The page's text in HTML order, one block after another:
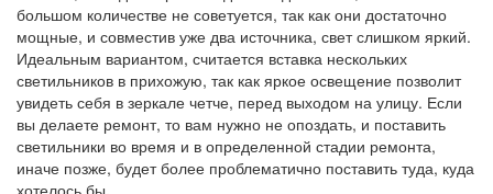
большом количестве не советуется, так как они достаточно
мощные, и совместив уже два источника, свет слишком яркий.
Идеальным вариантом, считается вставка нескольких
светильников в прихожую, так как яркое освещение позволит
увидеть себя в зеркале четче, перед выходом на улицу. Если
вы делаете ремонт, то вам нужно не опоздать, и поставить
светильники во время и в определенной стадии ремонта,
иначе позже, будет более проблематично поставить туда, куда
хотелось бы.